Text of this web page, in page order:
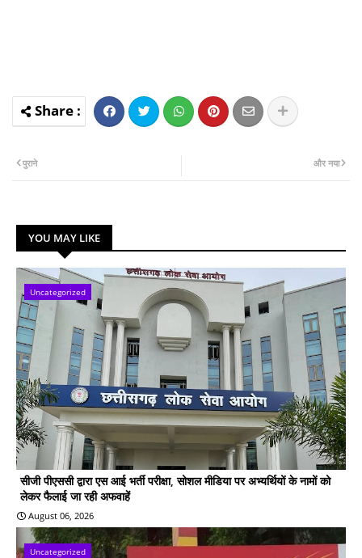
और नया
पुराने
YOU MAY LIKE
Uncategorized
सीजी पीएससी द्वारा एस आई भर्ती परीक्षा, सोशल मीडिया पर अभ्यर्थियों के नामों को
लेकर फैलाई जा रही अफवाहें
August 06, 2026
Uncategorized